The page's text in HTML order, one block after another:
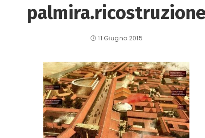
11 Giugno 2015